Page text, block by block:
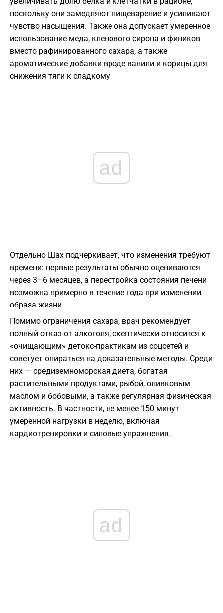
поскольку они замедляют пищеварение и усиливают
чувство насыщения. Также она допускает умеренное
использование меда, кленового сиропа и фиников
вместо рафинированного сахара, а также
ароматические добавки вроде ванили и корицы для
снижения тяги к сладкому.
ad
Отдельно Шах подчеркивает, что изменения требуют
времени: первые результаты обычно оцениваются
через 3–6 месяцев, а перестройка состояния печени
возможна примерно в течение года при изменении
образа жизни.
Помимо ограничения сахара, врач рекомендует
полный отказ от алкоголя, скептически относится к
«очищающим» детокс-практикам из соцсетей и
советует опираться на доказательные методы. Среди
них — средиземноморская диета, богатая
растительными продуктами, рыбой, оливковым
маслом и бобовыми, а также регулярная физическая
активность. В частности, не менее 150 минут
умеренной нагрузки в неделю, включая
кардиотренировки и силовые упражнения.
ad